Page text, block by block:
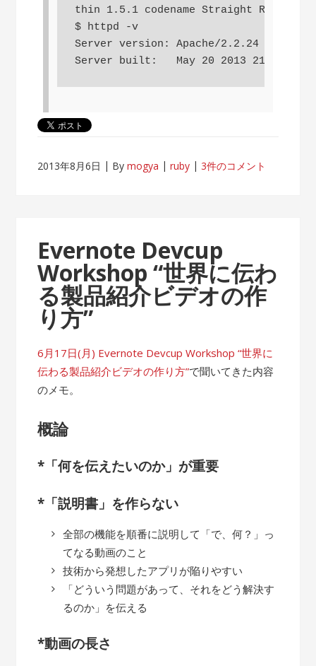
thin 1.5.1 codename Straight Razor
$ httpd -v
Server version: Apache/2.2.24 (Unix)
2013年8月6日 Bymogya ruby 3件のコメント
Evernote Devcup
Workshop “世界に伝わ
る製品紹介ビデオの作
り方”
6月17日(月) Evernote Devcup Workshop “世界に
伝わる製品紹介ビデオの作り方”で聞いてきた内容
のメモ。
概論
*「何を伝えたいのか」が重要
*「説明書」を作らない
全部の機能を順番に説明して「で、何？」っ
てなる動画のこと
技術から発想したアプリが陥りやすい
「どういう問題があって、それをどう解決す
るのか」を伝える
*動画の長さ